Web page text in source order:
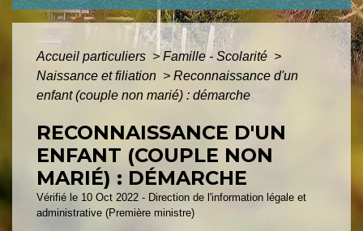
Accueil particuliers > Famille - Scolarité >
Naissance et filiation > Reconnaissance d'un
enfant (couple non marié) : démarche
RECONNAISSANCE D'UN
ENFANT (COUPLE NON
MARIÉ) : DÉMARCHE
Vérifié le 10 Oct 2022 - Direction de l'information légale et
administrative (Première ministre)